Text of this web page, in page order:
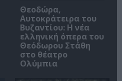
Θεοδώρα,
Αυτοκράτειρα του
Βυζαντίου: Η νέα
ελληνική όπερα του
Θεόδωρου Στάθη
στο θέατρο
Ολύμπια